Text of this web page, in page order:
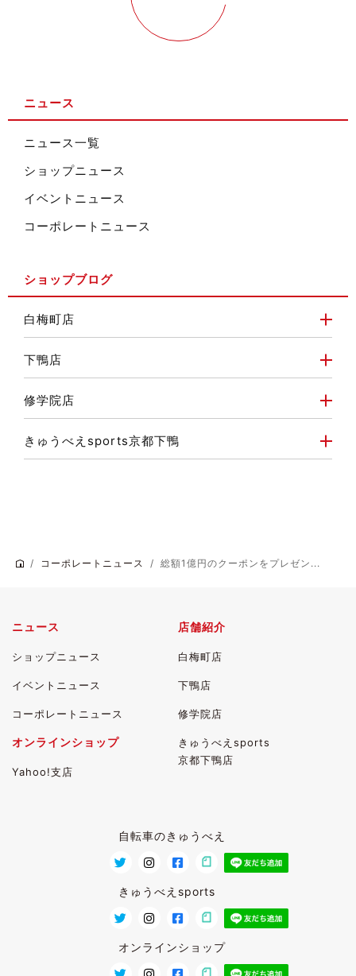
ニュース
ニュース一覧
ショップニュース
イベントニュース
コーポレートニュース
ショップブログ
白梅町店
下鴨店
修学院店
きゅうべえsports京都下鴨
コーポレートニュース 総額1億円のクーポンをプレゼン...
ニュース
ショップニュース
イベントニュース
コーポレートニュース
店舗紹介
白梅町店
下鴨店
修学院店
きゅうべえsports
京都下鴨店
オンラインショップ
Yahoo!支店
自転車のきゅうべえ
きゅうべえsports
オンラインショップ